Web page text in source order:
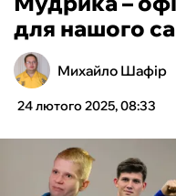
ХОКЕЙ
ТЕНІС
КІБЕРСПОРТ
ЧС-2026
для нашого
Михайло Шафір
24 лютого 2025, 08:33